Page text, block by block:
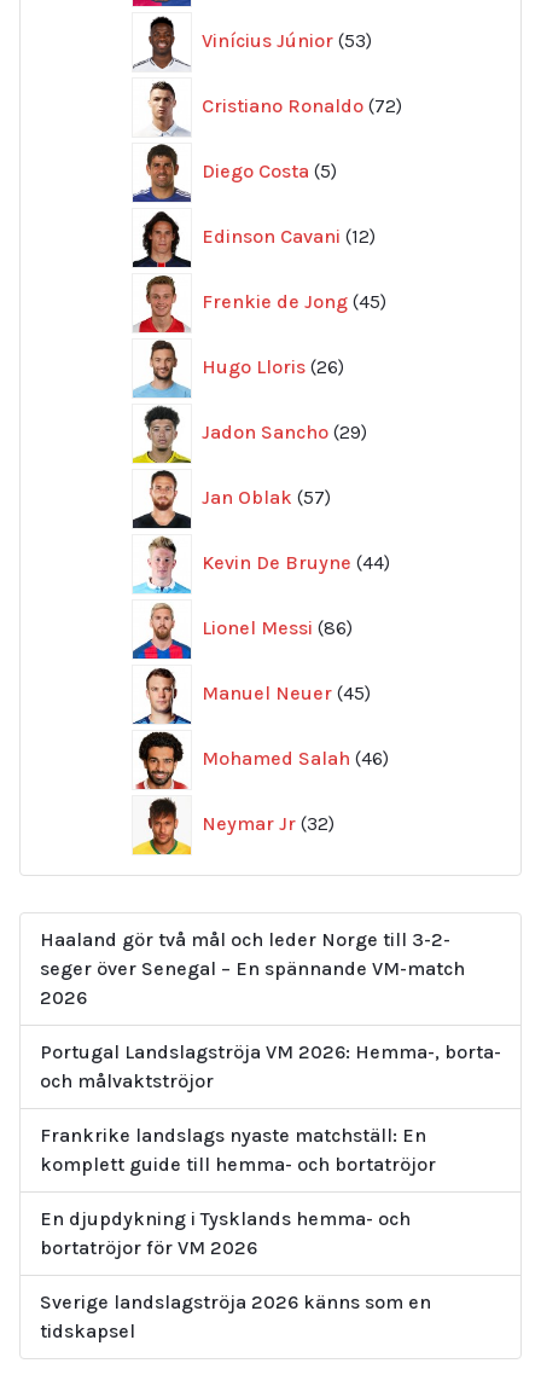
Vinícius Júnior 53
produkter
Cristiano Ronaldo 72
produkter
Diego Costa 5
produkter
Edinson Cavani 12
produkter
Frenkie de Jong 45
produkter
Hugo Lloris 26
produkter
Jadon Sancho 29
produkter
Jan Oblak 57
produkter
Kevin De Bruyne 44
produkter
Lionel Messi 86
produkter
Manuel Neuer 45
produkter
Mohamed Salah 46
produkter
Neymar Jr 32
produkter
Haaland gör två mål och leder Norge till 3-2-
seger över Senegal – En spännande VM-match
2026
Portugal Landslagströja VM 2026: Hemma-, borta-
och målvaktströjor
Frankrike landslags nyaste matchställ: En
komplett guide till hemma- och bortatröjor
En djupdykning i Tysklands hemma- och
bortatröjor för VM 2026
Sverige landslagströja 2026 känns som en
tidskapsel